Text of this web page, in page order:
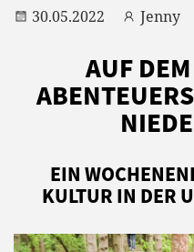
30.05.2022 Jenny
AUF
EIN
KULTUR IN DER